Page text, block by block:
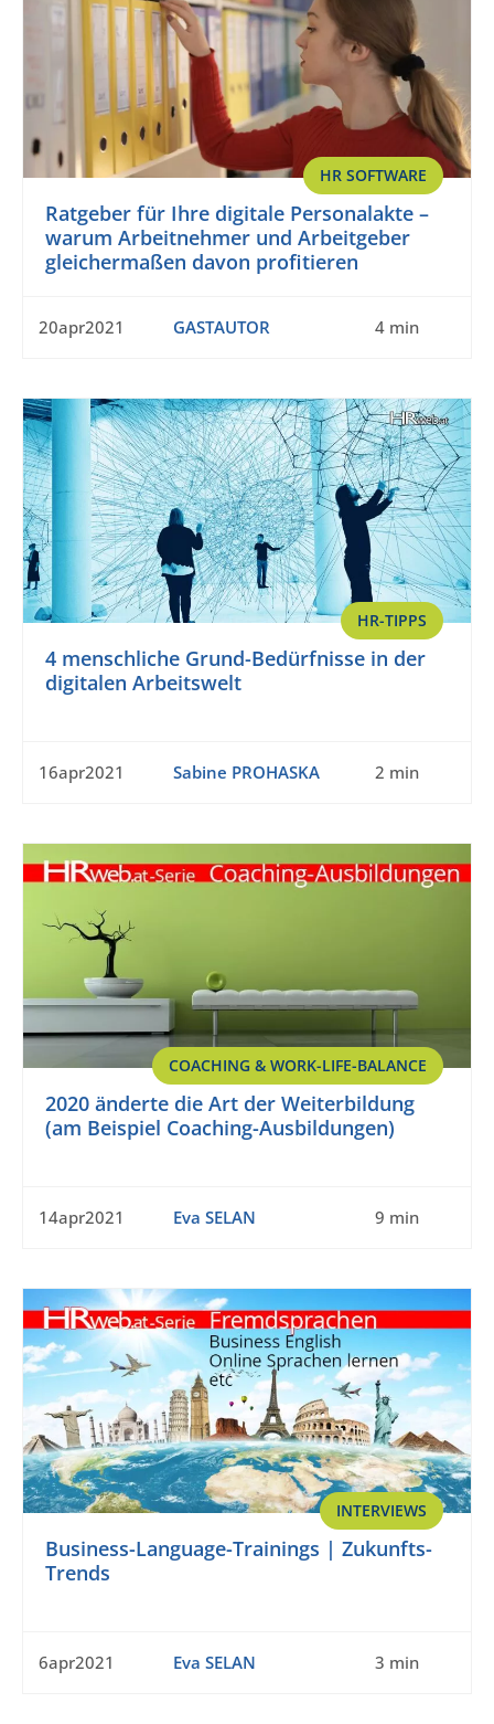
HR SOFTWARE
Ratgeber für Ihre digitale Personalakte –
warum Arbeitnehmer und Arbeitgeber
gleichermaßen davon profitieren
20apr2021 GASTAUTOR 4 min
HR-TIPPS
4 menschliche Grund-Bedürfnisse in der
digitalen Arbeitswelt
16apr2021 Sabine PROHASKA 2 min
COACHING & WORK-LIFE-BALANCE
2020 änderte die Art der Weiterbildung
(am Beispiel Coaching-Ausbildungen)
14apr2021 Eva SELAN 9 min
INTERVIEWS
Business-Language-Trainings | Zukunfts-
Trends
6apr2021 Eva SELAN 3 min